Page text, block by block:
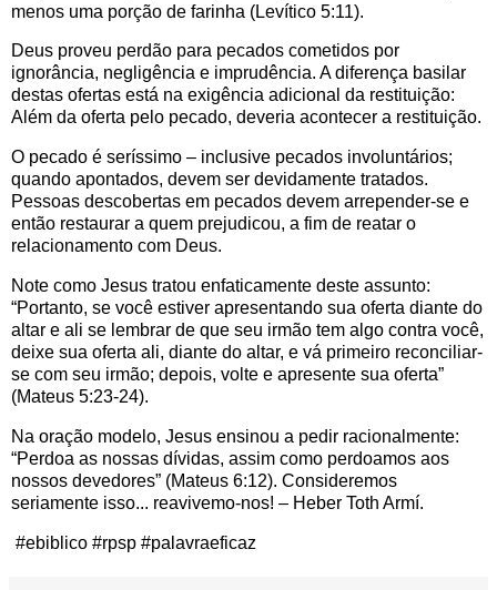
menos uma porção de farinha (Levítico 5:11).
Deus proveu perdão para pecados cometidos por
ignorância, negligência e imprudência. A diferença basilar
destas ofertas está na exigência adicional da restituição:
Além da oferta pelo pecado, deveria acontecer a restituição.
O pecado é seríssimo – inclusive pecados involuntários;
quando apontados, devem ser devidamente tratados.
Pessoas descobertas em pecados devem arrepender-se e
então restaurar a quem prejudicou, a fim de reatar o
relacionamento com Deus.
Note como Jesus tratou enfaticamente deste assunto:
“Portanto, se você estiver apresentando sua oferta diante do
altar e ali se lembrar de que seu irmão tem algo contra você,
deixe sua oferta ali, diante do altar, e vá primeiro reconciliar-
se com seu irmão; depois, volte e apresente sua oferta”
(Mateus 5:23-24).
Na oração modelo, Jesus ensinou a pedir racionalmente:
“Perdoa as nossas dívidas, assim como perdoamos aos
nossos devedores” (Mateus 6:12). Consideremos
seriamente isso... reavivemo-nos! – Heber Toth Armí.
#ebiblico #rpsp #palavraeficaz‌‌